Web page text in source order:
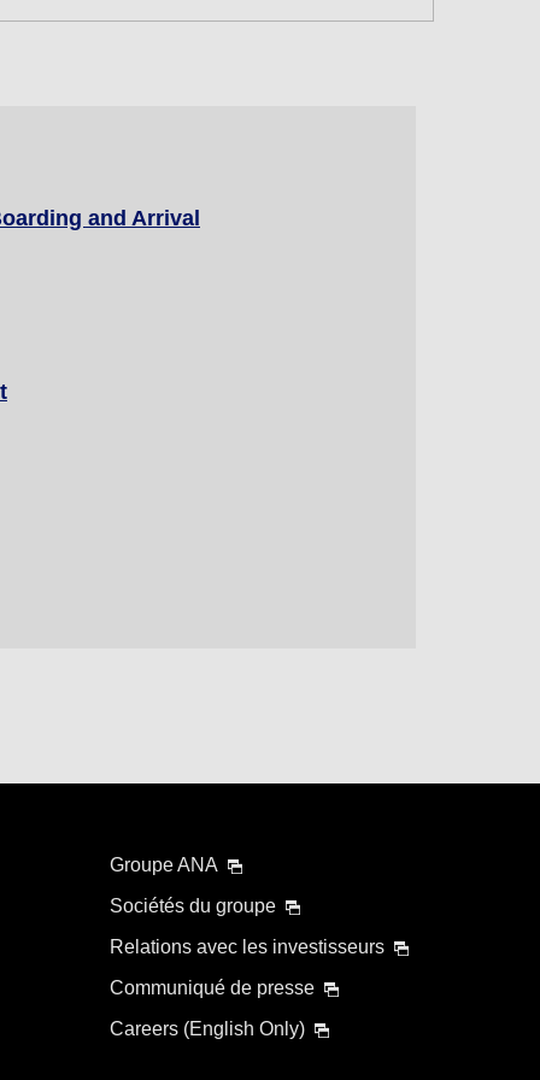
et des temps de
and Arrival
Groupe ANA
Sociétés du groupe
Relations avec les investisseurs
Communiqué de presse
Careers (English Only)